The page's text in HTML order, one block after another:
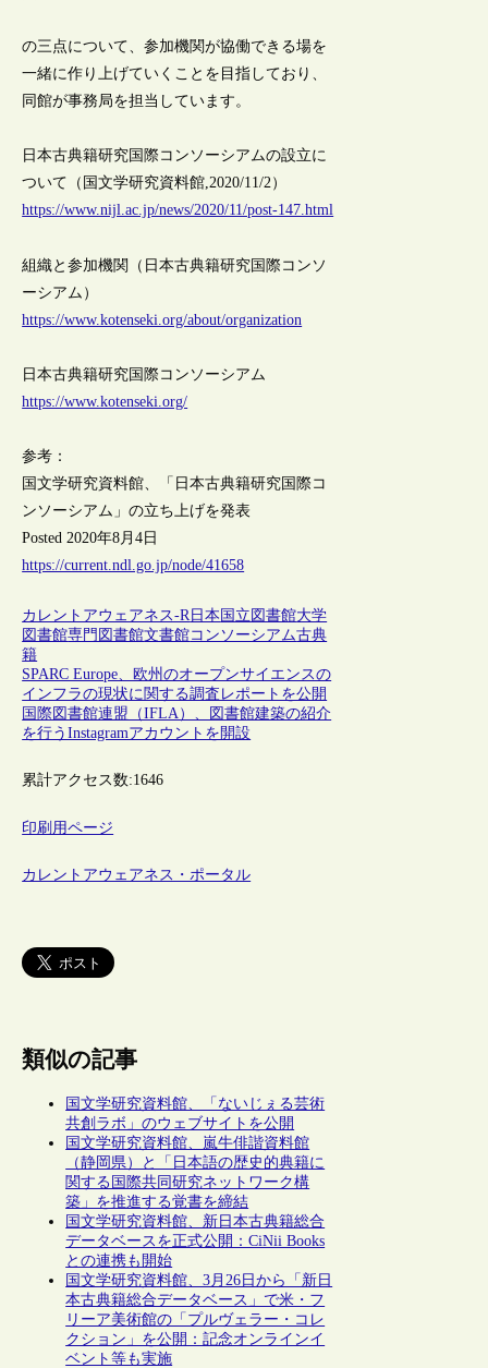
の三点について、参加機関が協働できる場を
一緒に作り上げていくことを目指しており、
同館が事務局を担当しています。
日本古典籍研究国際コンソーシアムの設立に
ついて（国文学研究資料館,2020/11/2）
https://www.nijl.ac.jp/news/2020/11/post-147.html
組織と参加機関（日本古典籍研究国際コンソ
ーシアム）
https://www.kotenseki.org/about/organization
日本古典籍研究国際コンソーシアム
https://www.kotenseki.org/
参考：
国文学研究資料館、「日本古典籍研究国際コ
ンソーシアム」の立ち上げを発表
Posted 2020年8月4日
https://current.ndl.go.jp/node/41658
カレントアウェアネス-R日本 国立図書館大学
図書館専門図書館文書館コンソーシアム古典
籍
SPARC Europe、欧州のオープンサイエンスの
インフラの現状に関する調査レポートを公開
国際図書館連盟（IFLA）、図書館建築の紹介
を行うInstagramアカウントを開設
累計アクセス数:1646
印刷用ページ
カレントアウェアネス・ポータル
類似の記事
国文学研究資料館、「ないじぇる芸術
共創ラボ」のウェブサイトを公開
国文学研究資料館、嵐牛俳諧資料館
（静岡県）と「日本語の歴史的典籍に
関する国際共同研究ネットワーク構
築」を推進する覚書を締結
国文学研究資料館、新日本古典籍総合
データベースを正式公開：CiNii Books
との連携も開始
国文学研究資料館、3月26日から「新日
本古典籍総合データベース」で米・フ
リーア美術館の「プルヴェラー・コレ
クション」を公開：記念オンラインイ
ベント等も実施